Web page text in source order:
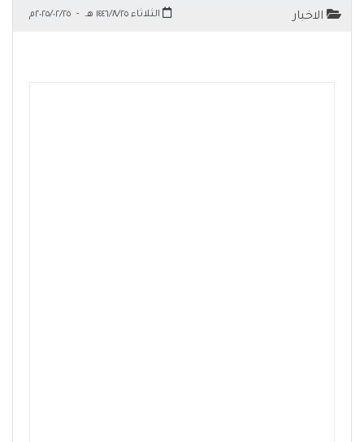
الاخبار الثلاثاء ١٤٤٦/٨/٢٥ هـ - ٢٠٢٥/٠٢/٢٥م